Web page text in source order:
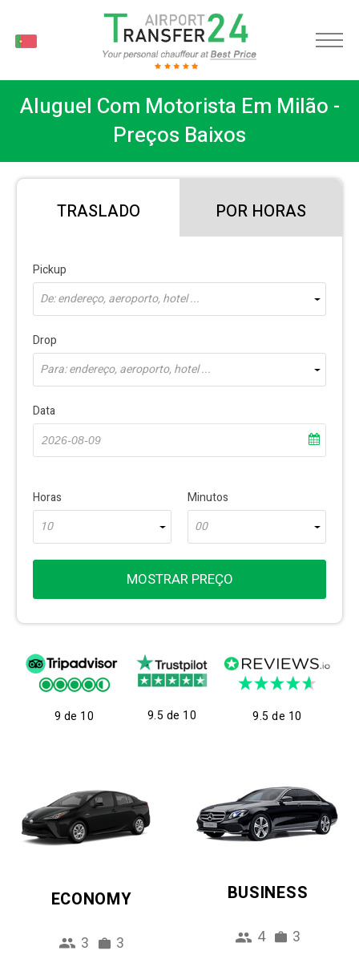
Aluguel Com Motorista Em Milão -
Preços Baixos
TRASLADO POR HORAS
Pickup
De: endereço, aeroporto, hotel ...
Drop
Para: endereço, aeroporto, hotel ...
Data
Horas
10
Minutos
00
MOSTRAR PREÇO
9 de 10 9.5 de 10 9.5 de 10
ECONOMY
3 3
BUSINESS
4 3